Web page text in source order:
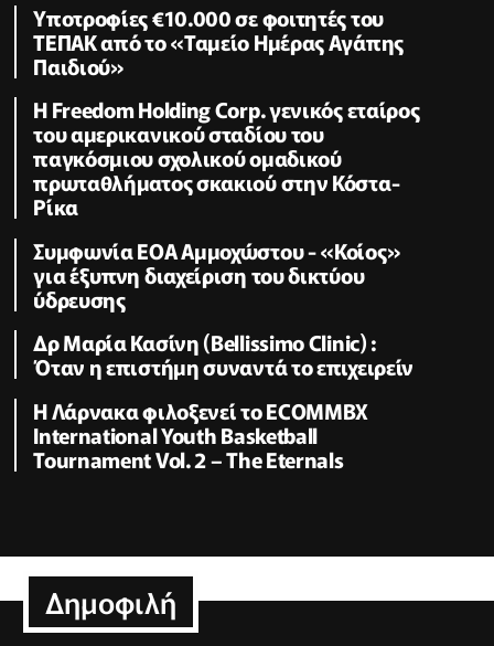
Υποτροφίες €10.000 σε φοιτητές του
ΤΕΠΑΚ από το «Ταμείο Ημέρας Αγάπης
Παιδιού»
Η Freedom Holding Corp. γενικός εταίρος
του αμερικανικού σταδίου του
παγκόσμιου σχολικού ομαδικού
πρωταθλήματος σκακιού στην Κόστα-
Ρίκα
Συμφωνία ΕΟΑ Αμμοχώστου - «Κοίος»
για έξυπνη διαχείριση του δικτύου
ύδρευσης
Δρ Μαρία Κασίνη (Bellissimo Clinic) :
Όταν η επιστήμη συναντά το επιχειρείν
Η Λάρνακα φιλοξενεί το ECOMMBX
International Youth Basketball
Tournament Vol. 2 – The Eternals
Δημοφιλή